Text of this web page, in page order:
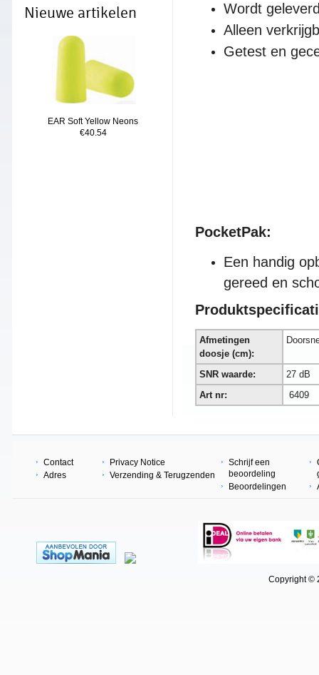
Nieuwe artikelen
EAR Soft Yellow Neons
€40.54
Wordt
Alleen
Getest en
PocketPak:
Een handig
gereed en
Produktspe
Afmetingen
doosje (cm):
SNR waarde:
27 dB
Art nr:
6409
Contact
Adres
Privacy Notice
Verzending & Terugzenden
Schrijf een
beoordeling
Beoordelingen
Copyright ©